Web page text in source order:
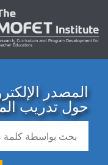
المصدر
حول تدريب